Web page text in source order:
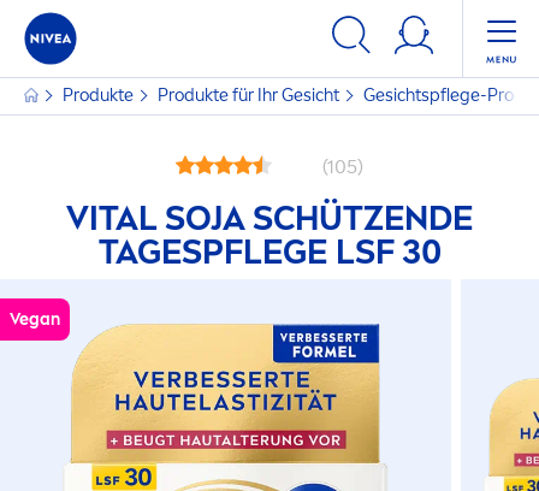
Produkte Produkte für Ihr Gesicht Gesichtspflege-
(105)
VITAL SOJASCHÜTZENDE
TAGESPFLEGE LSF 30
Vegan